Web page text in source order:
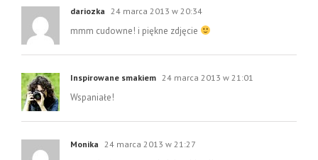
dariozka 24 marca 2013 w 20:34
mmm cudowne! i piękne zdjęcie
Inspirowane smakiem 24 marca 2013 w 21:01
Wspaniałe!
Monika 24 marca 2013 w 21:27